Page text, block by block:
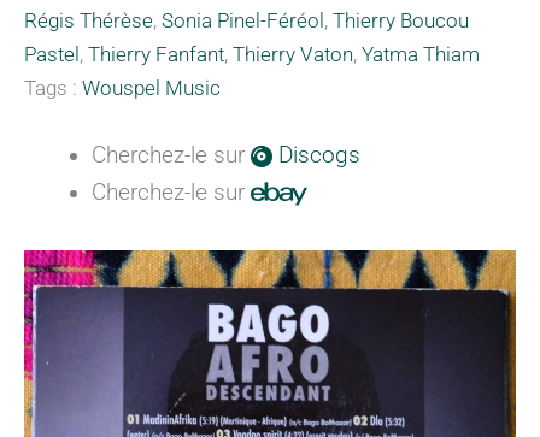
Régis Thérèse, Sonia Pinel-Féréol , Thierry Boucou
Pastel , Thierry Fanfant, Thierry Vaton, Yatma Thiam
Tags : Wouspel Music
Cherchez-le sur
Discogs
Cherchez-le sur